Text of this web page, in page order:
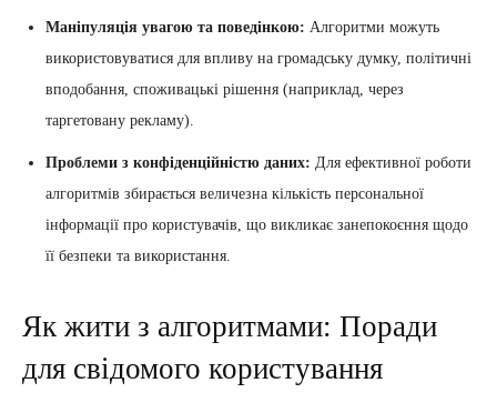
Маніпуляція увагою та поведінкою: Алгоритми можуть
використовуватися для впливу на громадську думку, політичні
вподобання, споживацькі рішення (наприклад, через
таргетовану рекламу).
Проблеми з конфіденційністю даних: Для ефективної роботи
алгоритмів збирається величезна кількість персональної
інформації про користувачів, що викликає занепокоєння щодо
її безпеки та використання.
Як жити з алгоритмами: Поради
для свідомого користування